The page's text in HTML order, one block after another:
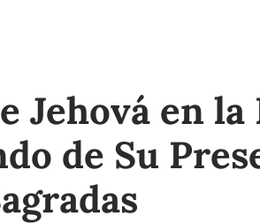
Jehová en
de Su